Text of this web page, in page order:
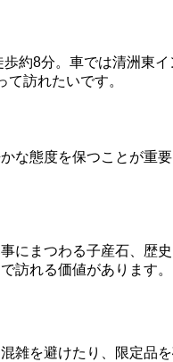
約8分。車では清洲東
訪れたいです。
な態度を保つことが重
まつわる子産石、歴
訪れる価値があります。
雑を避けたり、限定品